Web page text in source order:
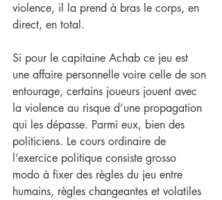
violence, il la prend à bras le corps, en
direct, en total.
Si pour le capitaine Achab ce jeu est
une affaire personnelle voire celle de son
entourage, certains joueurs jouent avec
la violence au risque d’une propagation
qui les dépasse. Parmi eux, bien des
politiciens. Le cours ordinaire de
l’exercice politique consiste grosso
modo à fixer des règles du jeu entre
humains, règles changeantes et volatiles